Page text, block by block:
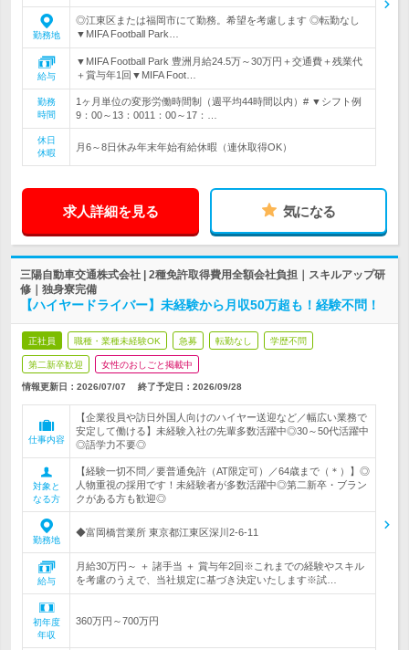
勤務地
◎江東区または福岡市にて勤務。希望を考慮します ◎転勤なし
▼MIFA Football Park…
給与
▼MIFA Football Park 豊洲月給24.5万～30万円＋交通費＋残業代
＋賞与年1回▼MIFA Foot…
勤務
時間
1ヶ月単位の変形労働時間制（週平均44時間以内）# ▼シフト例
9：00～13：0011：00～17：…
休日
休暇
月6～8日休み年末年始有給休暇（連休取得OK）
求人詳細を見る 気になる
三陽自動車交通株式会社 | 2種免許取得費用全額会社負担｜スキルアップ研
修｜独身寮完備
【ハイヤードライバー】未経験から月収50万超も！経験不問！
正社員 職種・業種未経験OK 急募 転勤なし 学歴不問
第二新卒歓迎 女性のおしごと掲載中
情報更新日：2026/07/07 終了予定日： 2026/09/28
仕事内容
【企業役員や訪日外国人向けのハイヤー送迎など／幅広い業務で
安定して働ける】未経験入社の先輩多数活躍中◎30～50代活躍中
◎語学力不要◎
対象と
なる方
【経験一切不問／要普通免許（AT限定可）／64歳まで（＊）】◎
人物重視の採用です！未経験者が多数活躍中◎第二新卒・ブラン
クがある方も歓迎◎
勤務地
◆富岡橋営業所 東京都江東区深川2-6-11
給与
月給30万円～ ＋ 諸手当 ＋ 賞与年2回※これまでの経験やスキル
を考慮のうえで、当社規定に基づき決定いたします※試…
初年度
年収
360万円～700万円